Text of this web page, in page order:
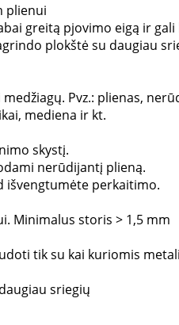
plienui
greitą pjovimo eigą ir
plokštė su daugiau
Pvz.: plienas,
mediena ir kt.
skystį.
nerūdijantį plieną.
išvengtumėte perkaitimo.
Minimalus storis > 1,5 mm
tik su kai kuriomis
sriegių